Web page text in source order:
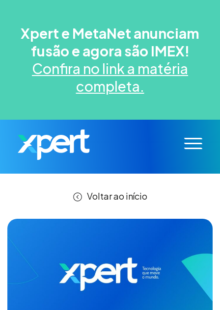
Xpert e MetaNet anunciam
fusão e agora são IMEX!
Confira no link a matéria
completa.
Voltar ao início